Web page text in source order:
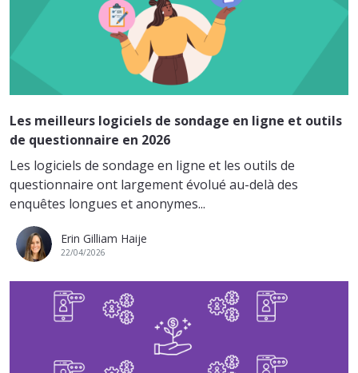
Les meilleurs logiciels de sondage en ligne et outils
de questionnaire en 2026
Les logiciels de sondage en ligne et les outils de
questionnaire ont largement évolué au-delà des
enquêtes longues et anonymes...
Erin Gilliam Haije
22/04/2026